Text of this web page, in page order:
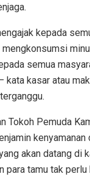
kepada
mengkonsumsi
semua
kata kasar atau
Tokoh Pemuda
kenyamanan
akan datang di
para tamu tak perlu